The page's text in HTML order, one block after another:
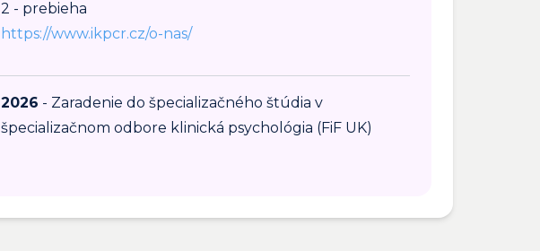
2 - prebieha
https://www.ikpcr.cz/o-nas/
2026 - Zaradenie do špecializačného štúdia v
špecializačnom odbore klinická psychológia (FiF UK)